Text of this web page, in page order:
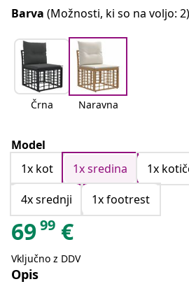
Barva (Možnosti, ki so na voljo: 2)
Črna Naravna
Model
1x kot
1x sredina
1x
4x srednji
1x footrest
6999 €
Vključno z DDV
Opis